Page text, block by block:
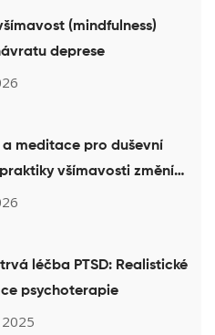
(mindfulness)
deprese
a meditace pro duševní
všímavosti změní
léčba PTSD: Realistické
psychoterapie